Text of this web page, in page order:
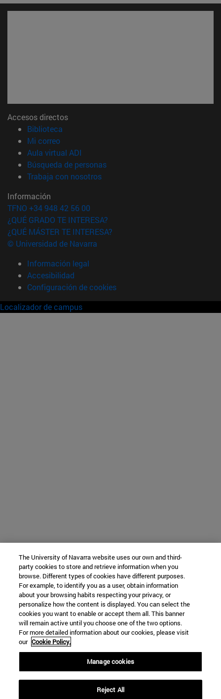
Accesos directos
Biblioteca
Mi correo(abre en nueva ventana)
Aula virtual ADI
Búsqueda de personas(abre en nueva ventana)
Trabaja con nosotros(abre en nueva ventana)
Información
TFNO +34 948 42 56 00
¿QUÉ GRADO TE INTERESA?
¿QUÉ MÁSTER TE INTERESA?
© Universidad de Navarra
Información legal
Accesibilidad
Configuración de cookies
Localizador de campus
The University of Navarra website uses our own and third-
party cookies to store and retrieve information when you
browse. Different types of cookies have different purposes.
For example, to identify you as a user, obtain information
about your browsing habits respecting your privacy, or
personalize how the content is displayed. You can select the
cookies you want to enable or accept them all. This banner
will remain active until you choose one of the two options.
For more detailed information about our cookies, please visit
our Cookie Policy.
Manage cookies
Reject All